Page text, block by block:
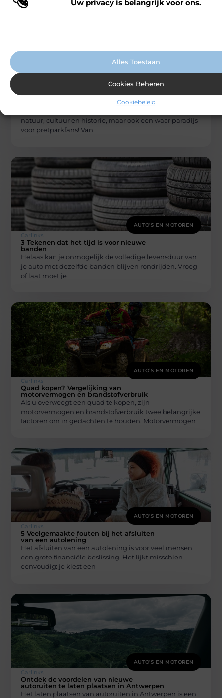
Uw privacy is belangrijk voor ons.
Wij maken gebruik van cookies en vergelijkbare technologieën om te
Alles Toestaan
Cookies Beheren
Cookiebeleid
De leukste pretparken in Duitsland voor
natuur, cultuur en historie, maar ook een waar paradijs
voor pretparkfans! Van
AUTO’S EN MOTOREN
Carlinks
3 Tekenen dat het tijd is voor nieuwe
banden
Helaas kan je onmogelijk de volledige levensduur van
je auto met dezelfde banden blijven rondrijden. Vroeg
of laat moet je
AUTO’S EN MOTOREN
Carlinks
Quad kopen? Vergelijking van
motorvermogen en brandstofverbruik
Als u overweegt een quad te kopen, zijn
motorvermogen en brandstofverbruik twee belangrijke
factoren om in gedachten te houden. Motorvermogen
AUTO’S EN MOTOREN
Carlinks
5 Veelgemaakte fouten bij het afsluiten
van een autolening
Het afsluiten van een autolening is voor veel mensen
een grote financiële beslissing. Het lijkt misschien
eenvoudig: je kiest een
AUTO’S EN MOTOREN
Carlinks
Ontdek de voordelen van nieuwe
autoruiten te laten plaatsen in Antwerpen
Het laten plaatsen van autoruiten in Antwerpen is een